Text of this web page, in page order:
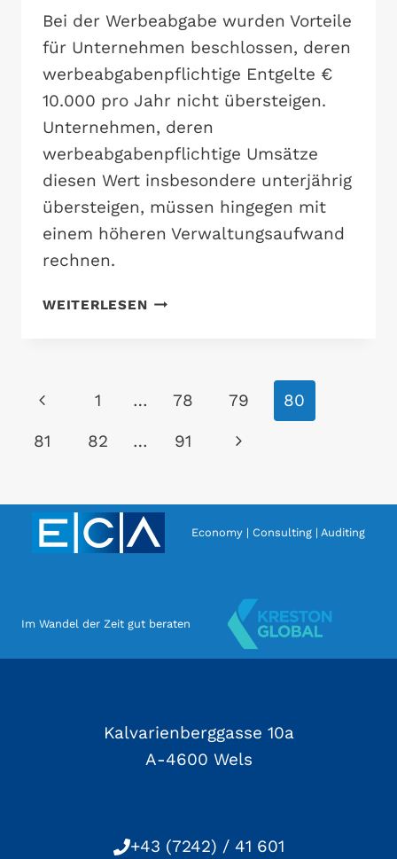
Bei der Werbeabgabe wurden Vorteile
für Unternehmen beschlossen, deren
werbeabgabenpflichtige Entgelte €
10.000 pro Jahr nicht übersteigen.
Unternehmen, deren
werbeabgabenpflichtige Umsätze
diesen Wert insbesondere unterjährig
übersteigen, müssen hingegen mit
einem höheren Verwaltungsaufwand
rechnen.
WEITERLESENÄNDERUNGEN
1.1.2020
Seitennavigation
Vorherige
Seite
1 … 78 79
80
81
82 … 91
Nächste
Economy | Consulting | Auditing
Im Wandel der Zeit gut beraten
Kalvarienberggasse 10a
A-4600 Wels
+43 (7242) / 41 601